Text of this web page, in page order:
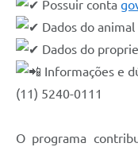
Possuir conta
Dados do
Dados do
Informações e
(11) 5240-0111
O programa